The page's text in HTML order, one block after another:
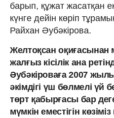
барып, құжат жасатқан
күнге дейін көріп
Райхан Әубәкірова.
Желтоқсан оқиғасынан
жалғыз кісілік ана
Әубәкіроваға 2007
әкімдігі үш бөлмелі үй
төрт қабырғасы бар
мүмкін еместігін